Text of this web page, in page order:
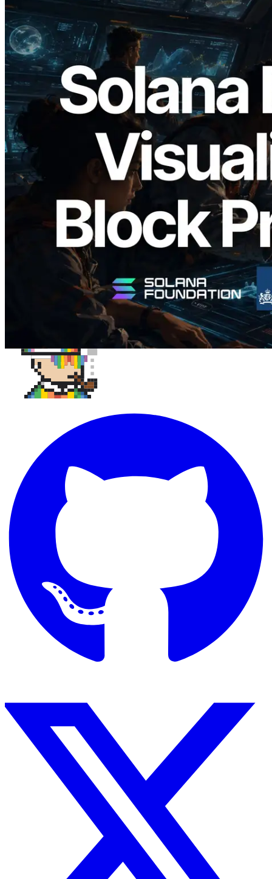
2026.05.24
Validators Solutions, Solana Block
Analyzer'ı Yayınladı — Slot Başına Blok
Üretim Süresi ve Görevli Doğrulayıcı
Görselleştirmesi
Bu makaleyi oku
Daha fazla yükle